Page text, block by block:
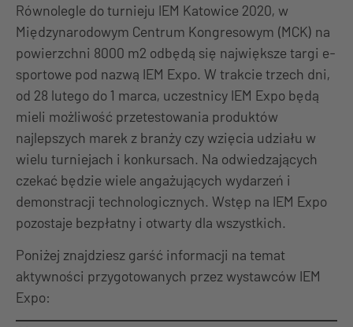
Równolegle do turnieju IEM Katowice 2020, w
Międzynarodowym Centrum Kongresowym (MCK) na
powierzchni 8000 m2 odbędą się największe targi e-
sportowe pod nazwą IEM Expo. W trakcie trzech dni,
od 28 lutego do 1 marca, uczestnicy IEM Expo będą
mieli możliwość przetestowania produktów
najlepszych marek z branży czy wzięcia udziału w
wielu turniejach i konkursach. Na odwiedzających
czekać będzie wiele angażujących wydarzeń i
demonstracji technologicznych. Wstęp na IEM Expo
pozostaje bezpłatny i otwarty dla wszystkich.
Poniżej znajdziesz garść informacji na temat
aktywności przygotowanych przez wystawców IEM
Expo: